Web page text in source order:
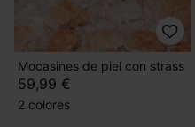
Mocasines de piel con strass
59,99 €
2 colores